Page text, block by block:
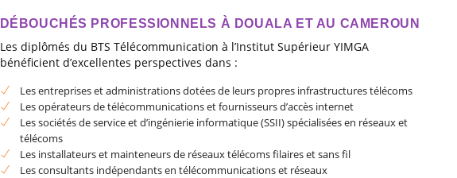
DÉBOUCHÉS PROFESSIONNELS À DOUALA ET AU CAMEROUN
Les diplômés du BTS Télécommunication à l’Institut Supérieur YIMGA
bénéficient d’excellentes perspectives dans :
Les entreprises et administrations dotées de leurs propres infrastructures télécoms
Les opérateurs de télécommunications et fournisseurs d’accès internet
Les sociétés de service et d’ingénierie informatique (SSII) spécialisées en réseaux et
télécoms
Les installateurs et mainteneurs de réseaux télécoms filaires et sans fil
Les consultants indépendants en télécommunications et réseaux